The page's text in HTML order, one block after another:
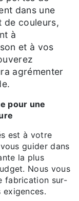
dans une
de couleurs,
à
et à vos
agrémenter
guider dans
la plus
Nous vous
fabrication sur-